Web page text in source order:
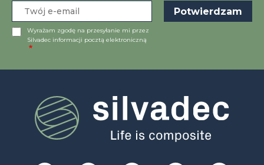
Wyrażam zgodę na przesyłanie mi przez
Silvadec informacji pocztą elektroniczną